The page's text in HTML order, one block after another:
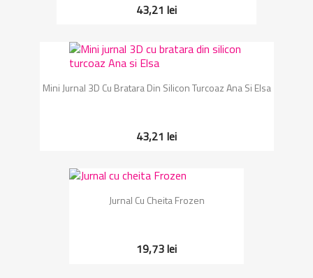
43,21 lei
Mini Jurnal 3D Cu Bratara Din Silicon Turcoaz Ana Si Elsa
43,21 lei
Jurnal Cu Cheita Frozen
19,73 lei